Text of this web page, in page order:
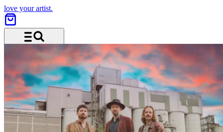
love your artist.
Menü und Suche